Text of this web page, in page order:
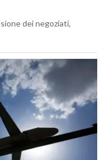
dei negoziati,